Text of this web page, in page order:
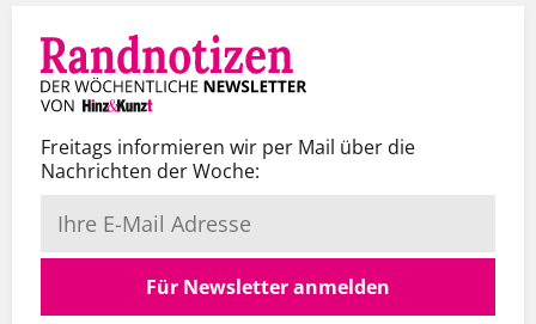
Freitags informieren wir per Mail über die
Nachrichten der Woche:
Für Newsletter anmelden